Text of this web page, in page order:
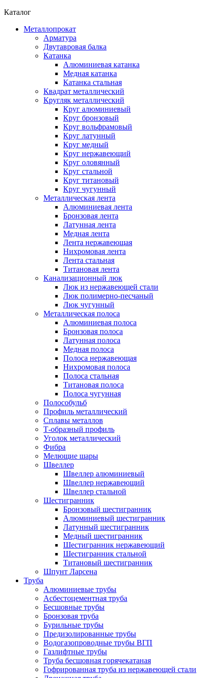
Каталог
Металлопрокат
Арматура
Двутавровая балка
Катанка
Алюминиевая катанка
Медная катанка
Катанка стальная
Квадрат металлический
Кругляк металлический
Круг алюминиевый
Круг бронзовый
Круг вольфрамовый
Круг латунный
Круг медный
Круг нержавеющий
Круг оловянный
Круг стальной
Круг титановый
Круг чугунный
Металлическая лента
Алюминиевая лента
Бронзовая лента
Латунная лента
Медная лента
Лента нержавеющая
Нихромовая лента
Лента стальная
Титановая лента
Канализационный люк
Люк из нержавеющей стали
Люк полимерно-песчаный
Люк чугунный
Металлическая полоса
Алюминиевая полоса
Бронзовая полоса
Латунная полоса
Медная полоса
Полоса нержавеющая
Нихромовая полоса
Полоса стальная
Титановая полоса
Полоса чугунная
Полособульб
Профиль металлический
Сплавы металлов
Т-образный профиль
Уголок металлический
Фибра
Мелющие шары
Швеллер
Швеллер алюминиевый
Швеллер нержавеющий
Швеллер стальной
Шестигранник
Бронзовый шестигранник
Алюминиевый шестигранник
Латунный шестигранник
Медный шестигранник
Шестигранник нержавеющий
Шестигранник стальной
Титановый шестигранник
Шпунт Ларсена
Труба
Алюминиевые трубы
Асбестоцементная труба
Бесшовные трубы
Бронзовая труба
Бурильные трубы
Предизолированные трубы
Водогазопроводные трубы ВГП
Газлифтные трубы
Труба бесшовная горячекатаная
Гофрированная труба из нержавеющей стали